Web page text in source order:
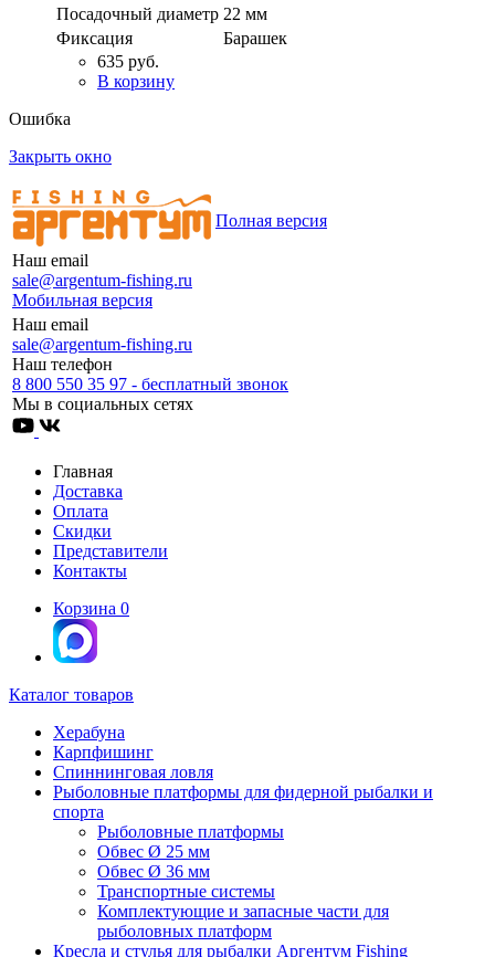
Посадочный диаметр 22 мм
Фиксация
Барашек
635 руб.
В корзину
Ошибка
Закрыть окно
Наш email
sale@argentum-fishing.ru
Мобильная версия
Полная версия
Наш email
sale@argentum-fishing.ru
Наш телефон
8 800 550 35 97 - бесплатный звонок
Мы в социальных сетях
Главная
Доставка
Оплата
Скидки
Представители
Контакты
Корзина 0
Каталог товаров
Херабуна
Карпфишинг
Спиннинговая ловля
Рыболовные платформы для фидерной рыбалки и
спорта
Рыболовные платформы
Обвес Ø 25 мм
Обвес Ø 36 мм
Транспортные системы
Комплектующие и запасные части для
рыболовных платформ
Кресла и стулья для рыбалки Аргентум Fishing